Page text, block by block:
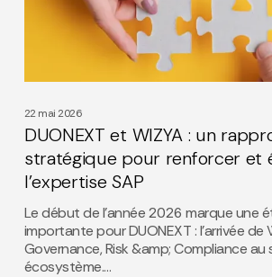
rapprochement
stratégique
et
élargir
l’expertise
SAP
22 mai 2026
DUONEXT et WIZYA : un
stratégique pour renforcer et
l’expertise SAP
Le début de l’année 2026 marque une
importante pour DUONEXT : l’arrivée de
Governance, Risk &amp; Compliance au
écosystème.…